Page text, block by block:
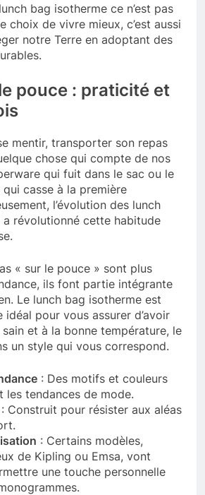
bag isotherme ce n’est pas
choix de vivre mieux, c’est aussi
notre Terre en adoptant des
pouce : praticité et
mentir, transporter son repas
chose qui compte de nos
qui fuit dans le sac ou le
casse à la première
l’évolution des lunch
a révolutionné cette habitude
« sur le pouce » sont plus
ils font partie intégrante
Le lunch bag isotherme est
idéal pour vous assurer d’avoir
et à la bonne température, le
un style qui vous correspond.
: Des motifs et couleurs
les tendances de mode.
: Construit pour résister aux aléas
: Certains modèles,
de Kipling ou Emsa, vont
une touche personnelle